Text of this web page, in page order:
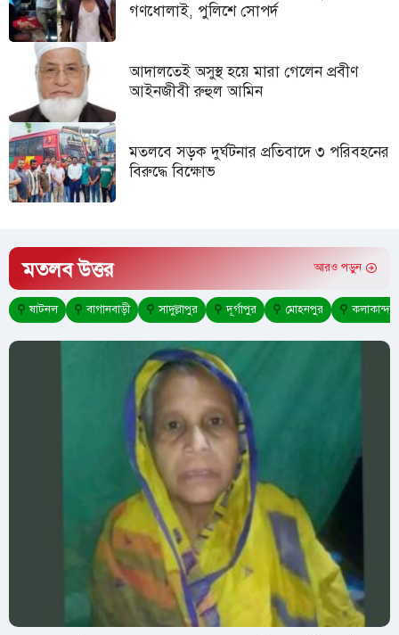
গণধোলাই, পুলিশে সোপর্দ
আদালতেই অসুস্থ হয়ে মারা গেলেন প্রবীণ
আইনজীবী রুহুল আমিন
মতলবে সড়ক দুর্ঘটনার প্রতিবাদে ৩ পরিবহনের
বিরুদ্ধে বিক্ষোভ
মতলব উত্তর আরও পড়ুন
⚲ ষাটনল ⚲ বাগানবাড়ী ⚲ সাদুল্লাপুর ⚲ দূর্গাপুর ⚲ মোহনপুর ⚲ কলাকান্দা